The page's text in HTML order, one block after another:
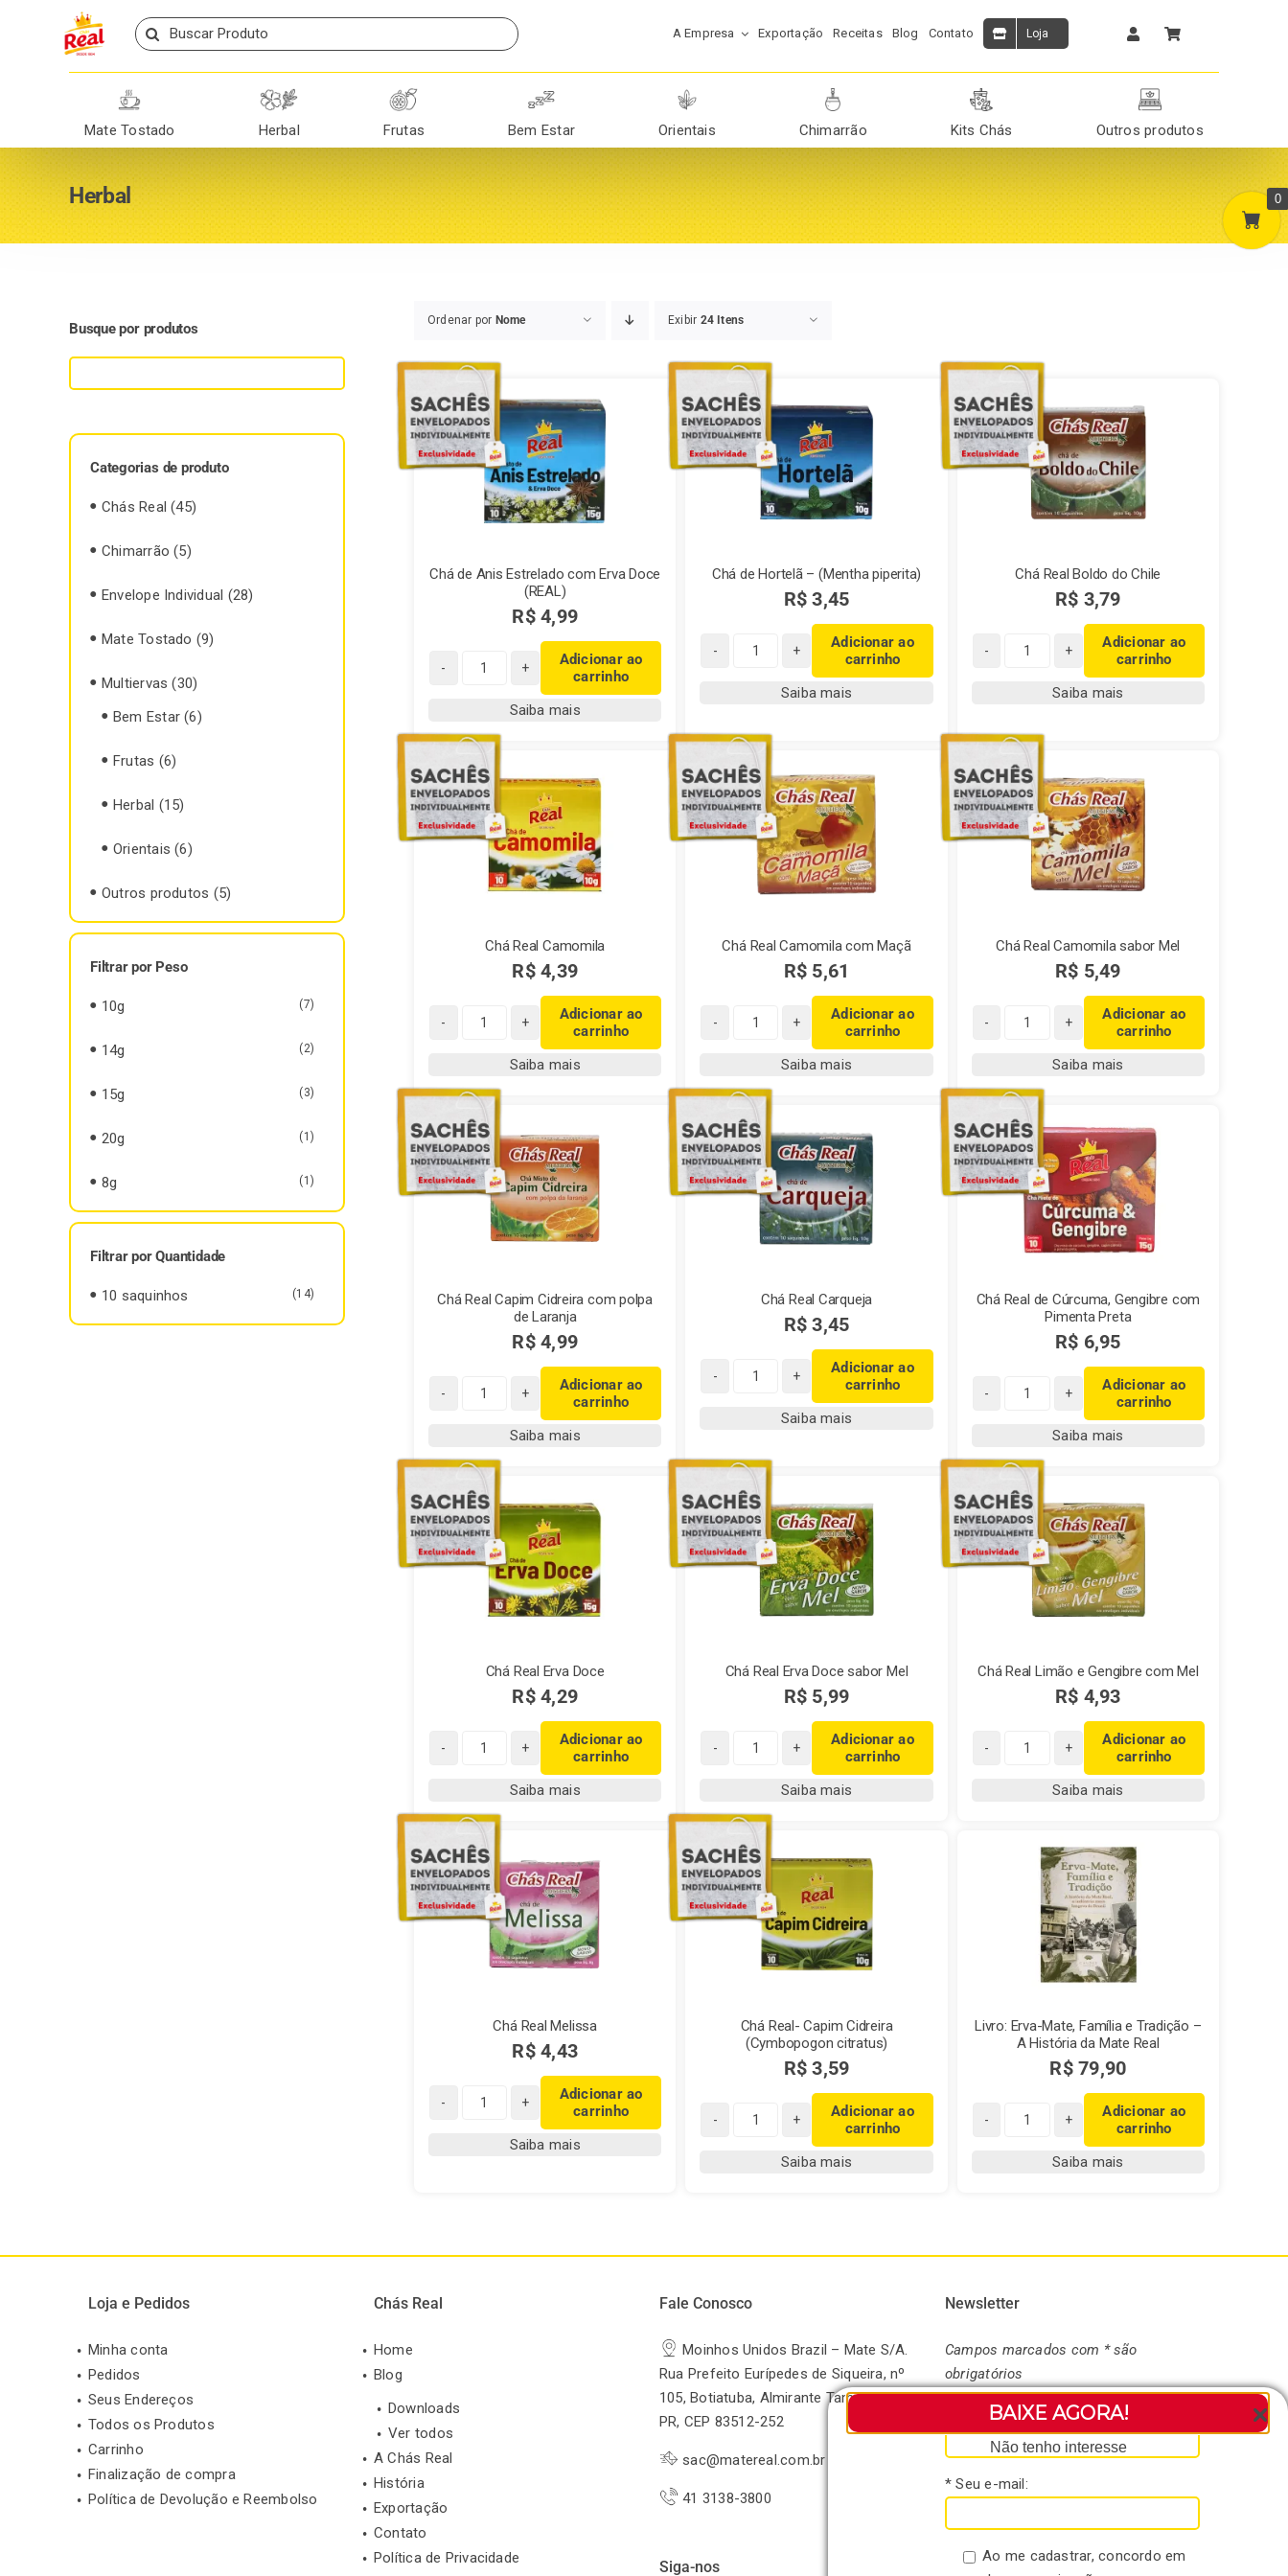
BAIXE AGORA!
Não tenho interesse
Search
for:
A Empresa Exportação Receitas Blog Contato Loja
Mate Tostado Herbal Frutas Bem Estar Orientais Chimarrão Kits Chás Outros produtos
Herbal
Ordenar por Nome Exibir 24 Itens
Chá de Anis Estrelado com Erva Doce
(REAL)
R$4,99
Chá
Estrelado
com
Erva
Doce
(REAL)
quantidade
Adicionar ao
carrinho
Saiba mais
Chá de Hortelã – (Mentha piperita)
R$ 3,45
Chá
-
piperita)
quantidade
Adicionar ao
carrinho
Saiba mais
Chá Real Boldo do Chile
R$ 3,79
Chá
Real
do
quantidade
Adicionar ao
carrinho
Saiba mais
Chá Real Camomila
R$4,39
Chá
quantidade
Adicionar ao
carrinho
Saiba mais
Chá Real Camomila com Maçã
R$ 5,61
Chá
Real
com
Maçã
quantidade
Adicionar ao
carrinho
Saiba mais
Chá Real Camomila sabor Mel
R$ 5,49
Chá
Real
sabor
Mel
quantidade
Adicionar ao
carrinho
Saiba mais
Chá Real Capim Cidreira com polpa
de Laranja
R$4,99
Chá
Real
Cidreira
com
polpa
de
Laranja
quantidade
Adicionar ao
carrinho
Saiba mais
Chá Real Carqueja
R$ 3,45
Chá
Real
quantidade
Adicionar ao
carrinho
Saiba mais
Chá Real de Cúrcuma, Gengibre com
Pimenta Preta
R$ 6,95
Chá
Real
Cúrcuma,
Gengibre
com
Pimenta
Preta
quantidade
Adicionar ao
carrinho
Saiba mais
Chá Real Erva Doce
R$4,29
Chá
Real
Doce
quantidade
Adicionar ao
carrinho
Saiba mais
Chá Real Erva Doce sabor Mel
R$ 5,99
Chá
Real
Doce
sabor
Mel
quantidade
Adicionar ao
carrinho
Saiba mais
Chá Real Limão e Gengibre com Mel
R$ 4,93
Chá
Real
Gengibre
com
Mel
quantidade
Adicionar ao
carrinho
Saiba mais
Chá Real Melissa
R$4,43
Chá
Adicionar ao
carrinho
Saiba mais
Chá Real- Capim Cidreira
(Cymbopogon citratus)
R$ 3,59
Chá
Real-
Adicionar ao
carrinho
Saiba mais
Livro: Erva-Mate, Família e Tradição –
A História da Mate Real
R$79,90
Livro:
Erva-
da
Real
quantidade
Adicionar ao
carrinho
Saiba mais
Busque por produtos
Categorias de produto
Chás Real (45)
Chimarrão (5)
Envelope Individual (28)
Mate Tostado (9)
Multiervas (30)
Bem Estar (6)
Frutas (6)
Herbal (15)
Orientais (6)
Outros produtos (5)
Filtrar por Peso
10g (7)
14g (2)
15g (3)
20g (1)
8g (1)
Filtrar por Quantidade
10 saquinhos (14)
Loja e Pedidos
Minha conta
Pedidos
Seus Endereços
Todos os Produtos
Carrinho
Finalização de compra
Política de Devolução e Reembolso
Chás Real
Home
Blog
Downloads
Ver todos
A Chás Real
História
Exportação
Contato
Política de Privacidade
Fale Conosco
Moinhos Unidos Brazil – Mate S/A.
Rua Prefeito Eurípedes de Siqueira, nº
105, Botiatuba, Almirante Tamandaré-
PR, CEP 83512-252
sac@matereal.com.br
41 3138-3800
Siga-nos
Newsletter
Campos marcados com * são
obrigatórios
* Seu nome:
* Seu e-mail:
Ao me cadastrar, concordo em
0